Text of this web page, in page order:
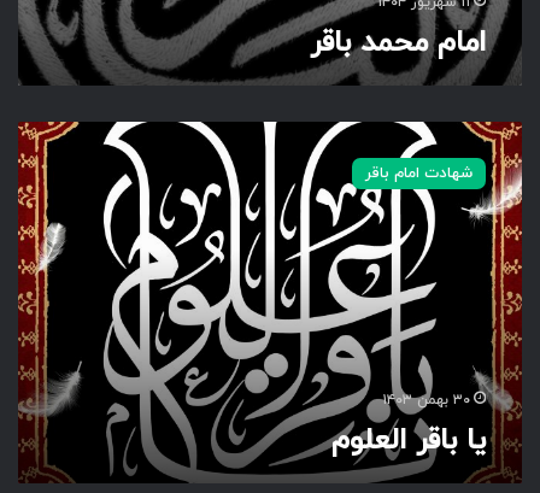
امام محمد باقر
ی
ا
ب
ا
ق
ر
ل
ع
ل
و
م
شهادت امام باقر
۳۰ بهمن ۱۴۰۳
یا باقر العلوم